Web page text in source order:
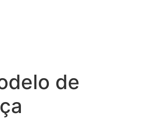
de